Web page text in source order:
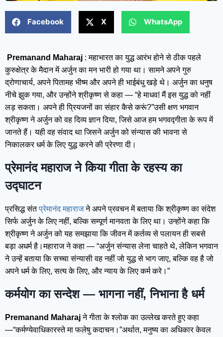
Facebook X WhatsApp
Premanand Maharaj : महाभारत का युद्ध आरंभ होने से ठीक पहले
कुरुक्षेत्र के मैदान में अर्जुन का मन भारी हो गया था। सामने अपने गुरु
द्रोणाचार्य, अपने पितामह भीष्म और अपने ही भाईबंधु खड़े थे। अर्जुन का धनुष
नीचे झुक गया, और उन्होंने श्रीकृष्ण से कहा — “हे माधव! मैं इस युद्ध को नहीं
लड़ सकता। अपने ही प्रियजनों का संहार कैसे करूं?”उसी क्षण भगवान
श्रीकृष्ण ने अर्जुन को वह दिव्य ज्ञान दिया, जिसे आज हम भगवद्गीता के रूप में
जानते हैं। यही वह संवाद था जिसने अर्जुन को संन्यास की भावना से
निकालकर धर्म के लिए युद्ध करने की प्रेरणा दी।
प्रेमानंद महाराज ने किया गीता के रहस्य का
उद्घाटन
प्रसिद्ध संतप्रेमानंद महाराजने अपने प्रवचन में बताया कि श्रीकृष्ण का संदेश
सिर्फ अर्जुन के लिए नहीं, बल्कि सम्पूर्ण मानवता के लिए था। उन्होंने कहा कि
श्रीकृष्ण ने अर्जुन को यह समझाया कि जीवन में कर्तव्य से पलायन ही सबसे
बड़ा अधर्म है।महाराज ने कहा — “अर्जुन संन्यास लेना चाहते थे, लेकिन भगवान
ने उन्हें बताया कि सच्चा संन्यासी वह नहीं जो युद्ध से भाग जाए, बल्कि वह है जो
अपने धर्म के लिए, सत्य के लिए, और न्याय के लिए कर्म करे।”
कर्मयोग का सन्देश — भागना नहीं, निभाना है धर्म
Premanand Maharajने गीता के श्लोक का उल्लेख करते हुए कहा
—“कर्मण्येवाधिकारस्ते मा फलेषु कदाचन।”अर्थात, मनुष्य का अधिकार केवल